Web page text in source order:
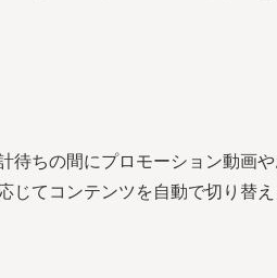
待ちの間にプロモーション動画
じてコンテンツを自動で切り替